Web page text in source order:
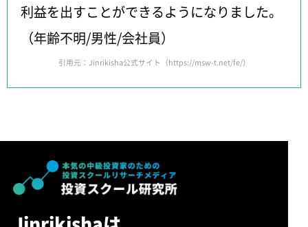
利益を出すことができるようになりました。
（年齢不明/男性/会社員）
引用元：Jinrikisha公式サイト（https://msw-t.net/fe/）